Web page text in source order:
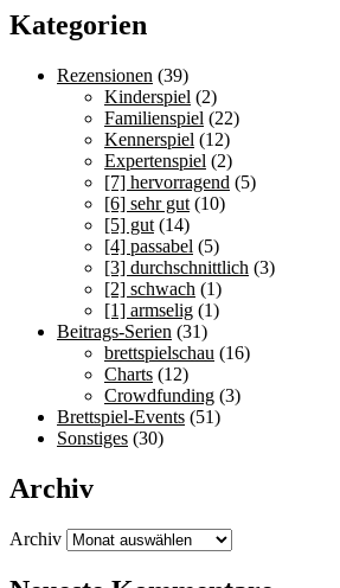
Kategorien
Rezensionen (39)
Kinderspiel (2)
Familienspiel (22)
Kennerspiel (12)
Expertenspiel (2)
[7] hervorragend (5)
[6] sehr gut (10)
[5] gut (14)
[4] passabel (5)
[3] durchschnittlich (3)
[2] schwach (1)
[1] armselig (1)
Beitrags-Serien (31)
brettspielschau (16)
Charts (12)
Crowdfunding (3)
Brettspiel-Events (51)
Sonstiges (30)
Archiv
Archiv